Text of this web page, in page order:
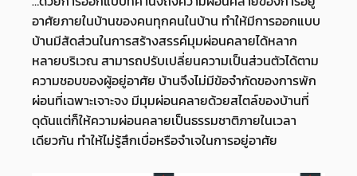
อาศัยภายในบ้านของคนทุกคนในบ้าน ทำให้มีการออกแบบ
บ้านมีสัดส่วนในการสร้างสรรค์มุมผ่อนคลายได้หลาก
หลายบริเวณ สามารถปรับเปลี่ยนความเป็นส่วนตัวได้ตาม
ความชอบของผู้อยู่อาศัย บ้านจึงไม่มีข้อจำกัดของการพัก
ผ่อนที่เฉพาะเจาะจง มีมุมผ่อนคลายด้วยสไตล์ของบ้านที่
ดุดันแต่ก็ให้ความผ่อนคลายเป็นธรรมชาติภายในเวลา
เดียวกัน ทำให้ไม่รู้สึกเบื่อหรือจำเจในการอยู่อาศัย